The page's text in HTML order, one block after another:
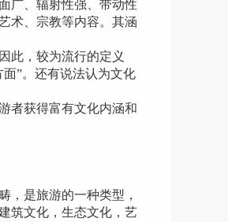
广、辐射性强、带动性
术、宗教等内容。其涵
此，较为流行的定义
”。还有说法认为文化
者获得富有文化内涵和
是旅游的一种类型，
筑文化，生态文化，艺